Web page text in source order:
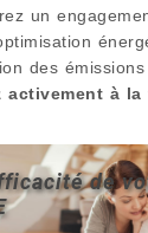
un
des
activement à
de